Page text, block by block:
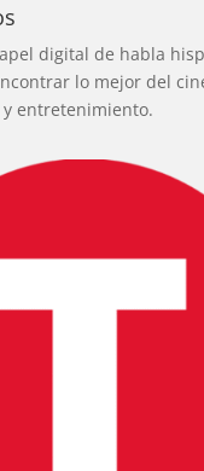
digital de habla
lo mejor del
entretenimiento.